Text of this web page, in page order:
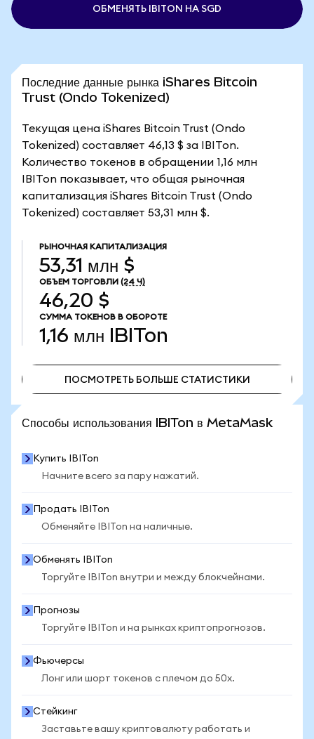
ОБМЕНЯТЬ IBITON НА SGD
Последние данные рынка iShares Bitcoin
Trust (Ondo Tokenized)
Текущая цена iShares Bitcoin Trust (Ondo
Tokenized) составляет 46,13 $ за IBITon.
Количество токенов в обращении 1,16 млн
IBITon показывает, что общая рыночная
капитализация iShares Bitcoin Trust (Ondo
Tokenized) составляет 53,31 млн $.
РЫНОЧНАЯ КАПИТАЛИЗАЦИЯ
53,31 млн $
ОБЪЕМ ТОРГОВЛИ (24 Ч)
46,20 $
СУММА ТОКЕНОВ В ОБОРОТЕ
1,16 млн IBITon
ПОСМОТРЕТЬ БОЛЬШЕ СТАТИСТИКИ
Способы использования IBITon в MetaMask
Купить IBITon
Начните всего за пару нажатий.
Продать IBITon
Обменяйте IBITon на наличные.
Обменять IBITon
Торгуйте IBITon внутри и между блокчейнами.
Прогнозы
Торгуйте IBITon и на рынках криптопрогнозов.
Фьючерсы
Лонг или шорт токенов с плечом до 50x.
Стейкинг
Заставьте вашу криптовалюту работать и